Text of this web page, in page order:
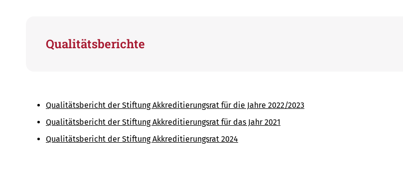
Qualitätsberichte
Qualitätsbericht der Stiftung Akkreditierungsrat für die Jahre 2022/2023
Qualitätsbericht der Stiftung Akkreditierungsrat für das Jahr 2021
Qualitätsbericht der Stiftung Akkreditierungsrat 2024